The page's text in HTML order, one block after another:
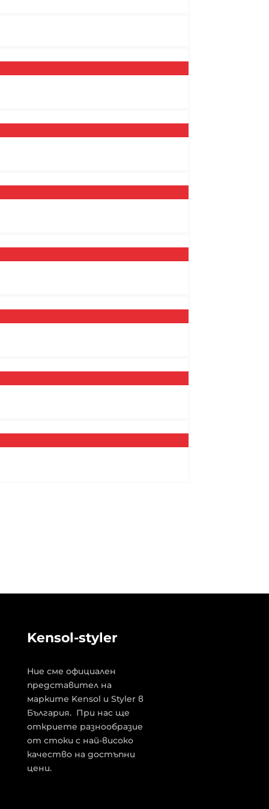
Kensol-styler
Ние сме официален
представител на
марките Kensol и Styler в
България. При нас ще
откриете разнообразие
от стоки с най-високо
качество на достъпни
цени.